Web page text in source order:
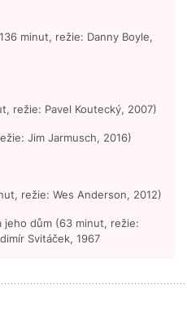
minut, režie: Danny Boyle,
režie: Pavel Koutecký, 2007)
Jim Jarmusch, 2016)
režie: Wes Anderson, 2012)
jeho dům (63 minut, režie:
Svitáček, 1967